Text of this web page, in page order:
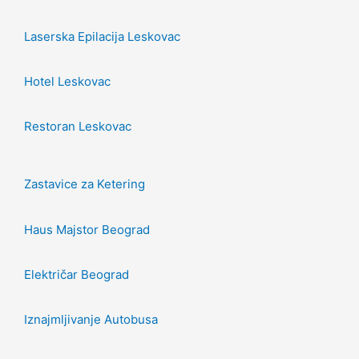
Laserska Epilacija Leskovac
Hotel Leskovac
Restoran Leskovac
Zastavice za Ketering
Haus Majstor Beograd
Električar Beograd
Iznajmljivanje Autobusa